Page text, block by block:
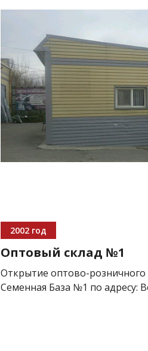
2002 год
Оптовый склад №1
Открытие оптово-розничного
Семенная База №1 по адресу: